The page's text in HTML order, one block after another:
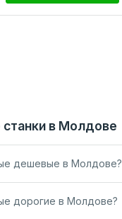
станки в Молдове
дешевые в Молдове?
дорогие в Молдове?